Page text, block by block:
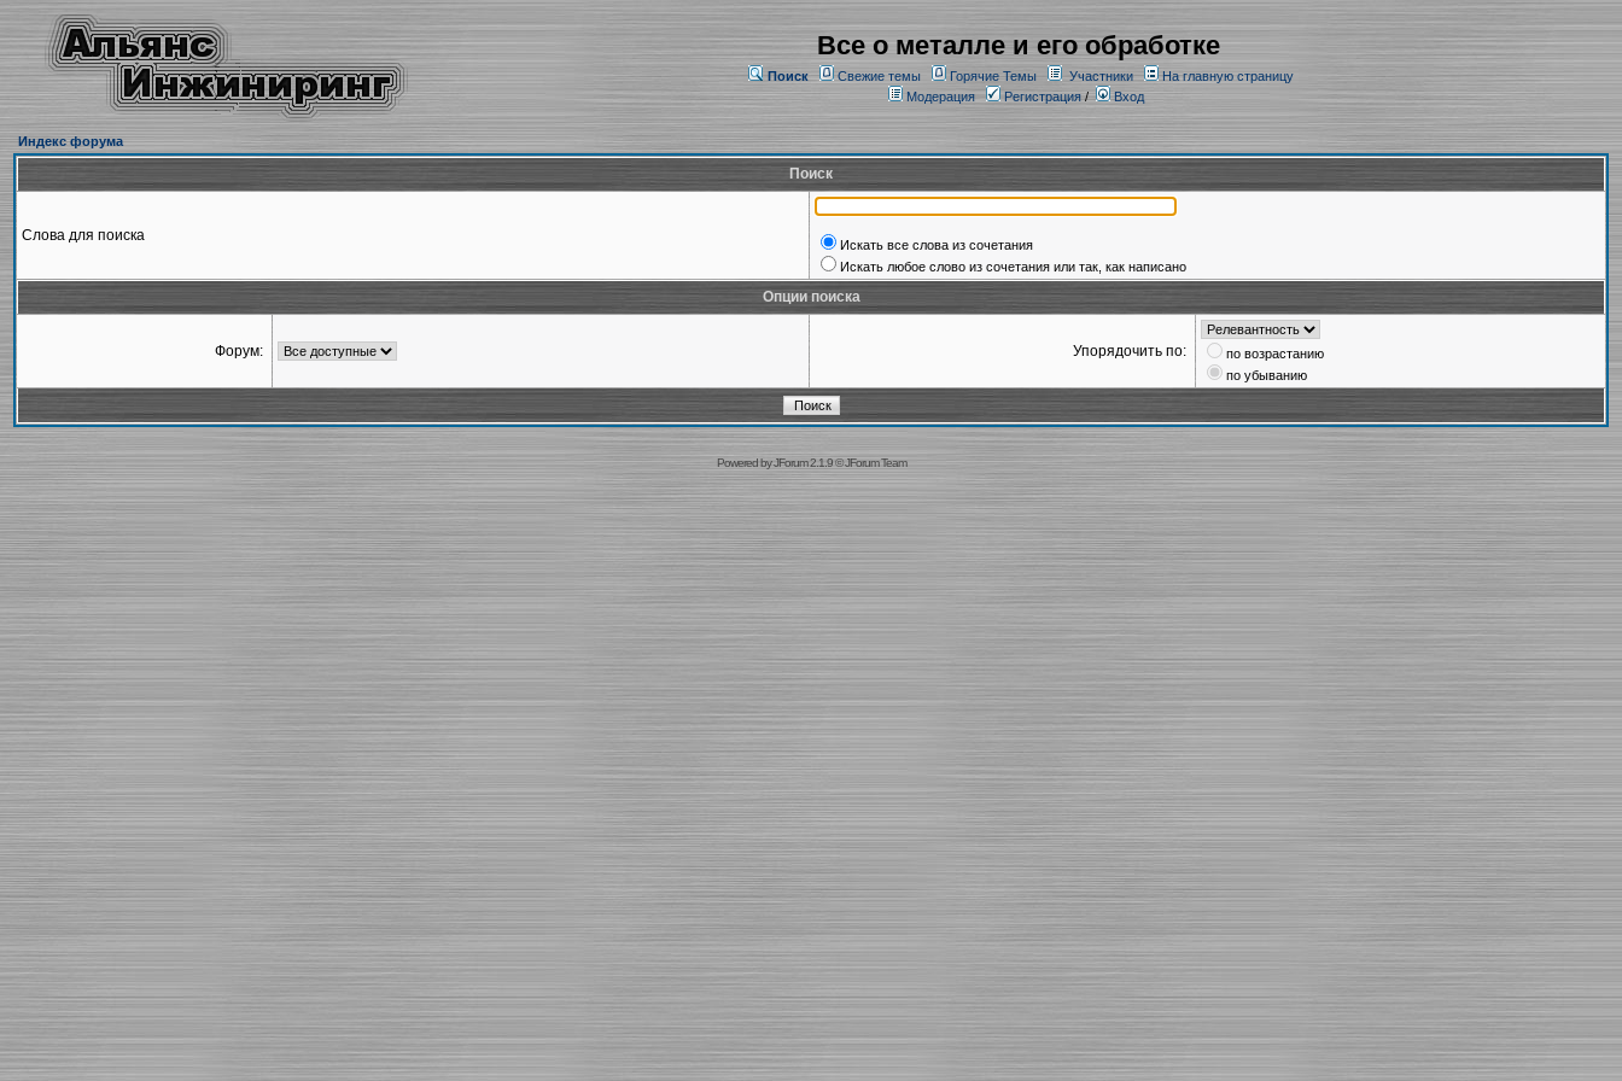
Все о металле и его обработке
Поиск Свежие темы Горячие Темы Участники
На главную страницу
Модерация
Регистрация/ Вход
Индекс форума
Поиск
Слова для поиска
Искать все слова из сочетания
Искать любое слово из сочетания или так, как написано
Опции поиска
Форум: Упорядочить по:
по возрастанию
по убыванию
Powered byJForum 2.1.9©JForum Team